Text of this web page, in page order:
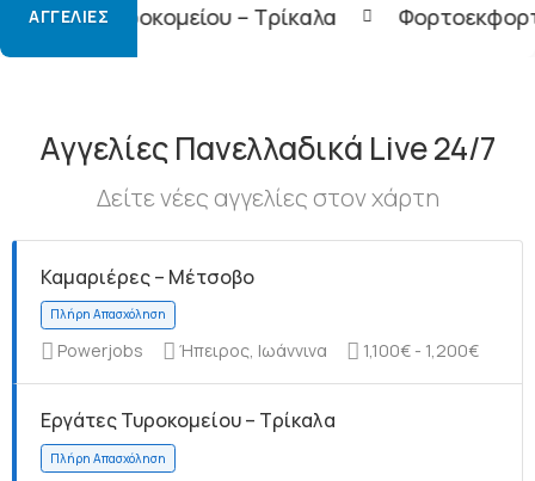
ΑΓΓΕΛΊΕΣ
– Τρίκαλα Φορτοεκφορτωτές – Τρίκαλα
Αγγελίες Πανελλαδικά Live 24/7
Δείτε νέες αγγελίες στον χάρτη
Καμαριέρες – Μέτσοβο
Powerjobs Ήπειρος, Ιωάννινα 1,100€ - 1,200€
Εργάτες Τυροκομείου – Τρίκαλα